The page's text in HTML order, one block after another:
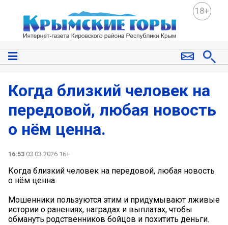
18+
Когда близкий человек на
передовой, любая новость
о нём ценна.
16:53 03.03.2026 16+
Когда близкий человек на передовой, любая новость
о нём ценна.
Мошенники пользуются этим и придумывают лживые
истории о ранениях, наградах и выплатах, чтобы
обмануть родственников бойцов и похитить деньги.